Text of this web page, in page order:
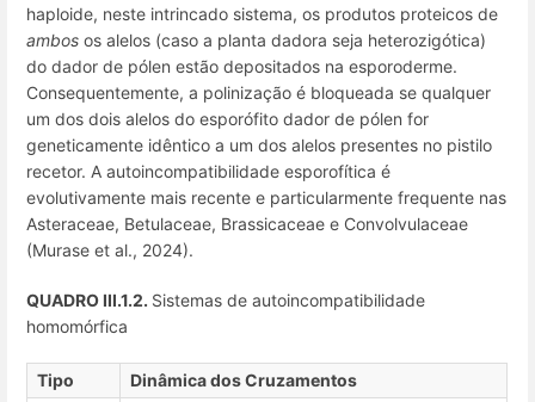
haploide, neste intrincado sistema, os produtos proteicos de
ambos os alelos (caso a planta dadora seja heterozigótica)
do dador de pólen estão depositados na esporoderme.
Consequentemente, a polinização é bloqueada se qualquer
um dos dois alelos do esporófito dador de pólen for
geneticamente idêntico a um dos alelos presentes no pistilo
recetor. A autoincompatibilidade esporofítica é
evolutivamente mais recente e particularmente frequente nas
Asteraceae, Betulaceae, Brassicaceae e Convolvulaceae
(Murase et al., 2024).
QUADRO III.1.2. Sistemas de autoincompatibilidade
homomórfica
Tipo
Dinâmica dos Cruzamentos